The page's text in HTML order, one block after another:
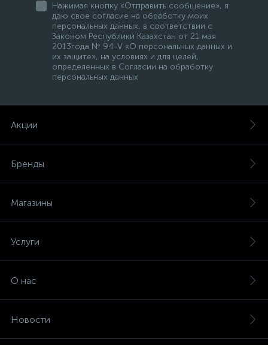
Нажимая кнопку «Отправить сообщение», я
даю свое согласие на обработку моих
персональных данных, в соответствии с
Законом Республики Казахстан от 21 мая
2013года № 94-V «О персональных данных и
их защите», на условиях и для целей,
определенных в Согласии на обработку
персональных данных
Акции
Бренды
Магазины
Услуги
О нас
Новости